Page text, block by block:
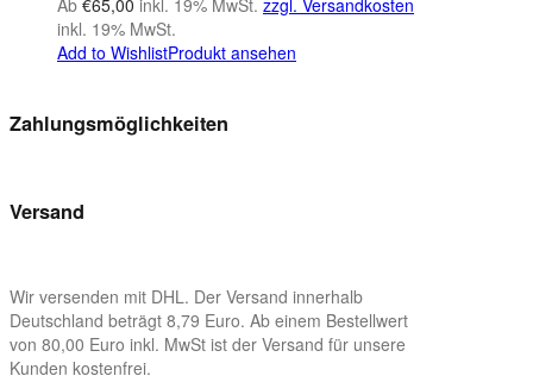
Ab €65,00 inkl. 19% MwSt. zzgl. Versandkosten
inkl. 19% MwSt.
Add to WishlistProdukt ansehen
Zahlungsmöglichkeiten
Versand
Wir versenden mit DHL. Der Versand innerhalb
Deutschland beträgt 8,79 Euro. Ab einem Bestellwert
von 80,00 Euro inkl. MwSt ist der Versand für unsere
Kunden kostenfrei.